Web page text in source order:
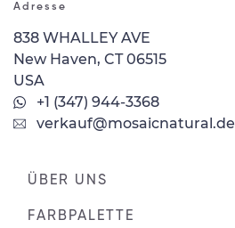
Adresse
838 WHALLEY AVE
New Haven, CT 06515
USA
+1 (347) 944-3368
verkauf@mosaicnatural.de
ÜBER UNS
FARBPALETTE